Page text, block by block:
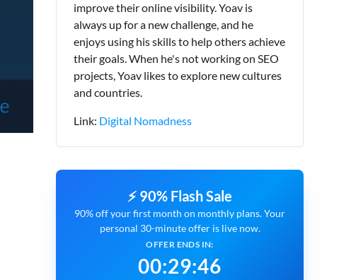
improve their online visibility. Yoav is
always up for a new challenge, and he
enjoys using his skills to help others achieve
their goals. When he's not working on SEO
projects, Yoav likes to explore new cultures
and countries.
Link: Digital Nomadness
⚡ 90% Flash Sale
90% off your first month on monthly plans. Your
personal 30-minute offer is live now.
OFFER ENDS IN:
00:29:45